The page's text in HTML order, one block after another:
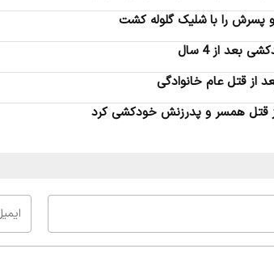
را با شلیک گلوله کشت
بعد از 4 سال
قتل عام خانوادگی
قتل همسر و پدرزنش خودکشی کرد